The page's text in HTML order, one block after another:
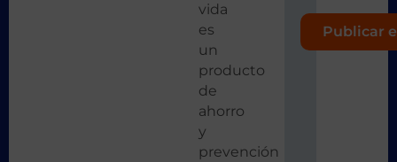
vida
es
un
producto
de
ahorro
y
prevención